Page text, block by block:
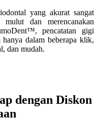
yang akurat sangat
mulut dan merencanakan
pencatatan gigi
dalam beberapa klik,
dan mudah.
dengan Diskon